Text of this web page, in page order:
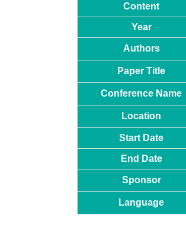
Content
Year
Authors
Paper Title
Conference Name
Location
Start Date
End Date
Sponsor
Language